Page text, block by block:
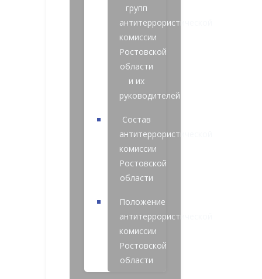
групп
антитеррористической
комиссии
Ростовской
области
и их
руководителей
Состав
антитеррористической
комиссии
Ростовской
области
Положение
антитеррористической
комиссии
Ростовской
области